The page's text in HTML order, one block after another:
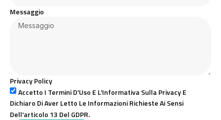
Messaggio
Privacy Policy
Accetto I Termini D'Uso E L'Informativa Sulla Privacy E
Dichiaro Di Aver Letto Le Informazioni Richieste Ai Sensi
Dell'articolo 13 Del GDPR.